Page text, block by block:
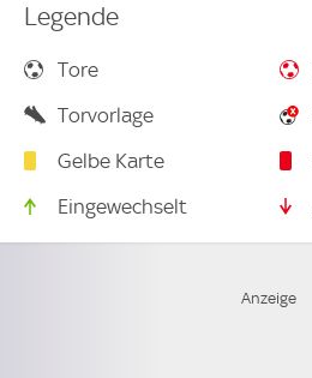
Legende
Tore
Torvorlage
Gelbe Karte
Eingewechselt